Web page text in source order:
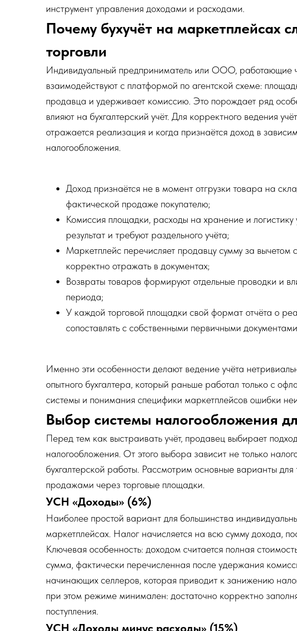
инструмент управления доходами и расходами.
Почему бухучёт на маркетплейсах
торговли
Индивидуальный предприниматель или ООО, работающие
взаимодействуют с платформой по агентской схеме:
продавца и удерживает комиссию. Это порождает ряд
влияют на бухгалтерский учёт. Для корректного ведения
отражается реализация и когда признаётся доход в
налогообложения.
Доход признаётся не в момент отгрузки товара на
фактической продаже покупателю;
Комиссия площадки, расходы на хранение и
результат и требуют раздельного учёта;
Маркетплейс перечисляет продавцу сумму за вычетом
корректно отражать в документах;
Возвраты товаров формируют отдельные проводки и
периода;
У каждой торговой площадки свой формат отчёта о
сопоставлять с собственными первичными
Именно эти особенности делают ведение учёта
опытного бухгалтера, который раньше работал только с
системы и понимания специфики маркетплейсов ошибки
Выбор системы налогообложения
Перед тем как выстраивать учёт, продавец выбирает
налогообложения. От этого выбора зависит не только
бухгалтерской работы. Рассмотрим основные варианты для
продажами через торговые площадки.
УСН «Доходы» (6%)
Наиболее простой вариант для большинства
маркетплейсах. Налог начисляется на всю сумму дохода,
Ключевая особенность: доходом считается полная
сумма, фактически перечисленная после удержания
начинающих селлеров, которая приводит к занижению
при этом режиме минимален: достаточно корректно
поступления.
УСН «Доходы минус расходы» (15%)